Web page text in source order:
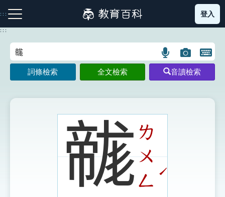
到
主
:::
注音索引圖示 筆畫索引圖示 部首索引表圖示
登入
:::
語
言
搜
示
圖
片
搜
開
鍵
圖
詞條檢索 全文檢索 音讀檢索
𢅛ㄌ
ㄨ
ㄥ
ˊ